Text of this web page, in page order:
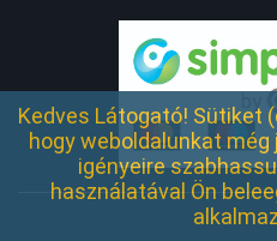
Kedves Látogató! Sütiket
hogy weboldalunkat
igényeire
használatával Ön